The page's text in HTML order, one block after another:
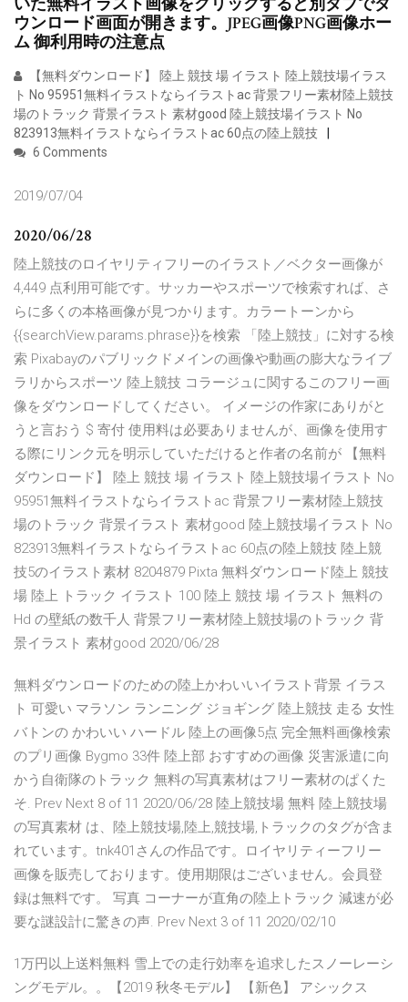
いた無料イラスト画像をクリックすると別タブでダ
ウンロード画面が開きます。JPEG画像PNG画像ホー
ム 御利用時の注意点
【無料ダウンロード】 陸上 競技 場 イラスト 陸上競技場イラス
ト No 95951無料イラストならイラストac 背景フリー素材陸上競技
場のトラック 背景イラスト 素材good 陸上競技場イラスト No
823913無料イラストならイラストac 60点の陸上競技
6 Comments
2019/07/04
2020/06/28
陸上競技のロイヤリティフリーのイラスト／ベクター画像が
4,449 点利用可能です。サッカーやスポーツで検索すれば、さ
らに多くの本格画像が見つかります。カラートーンから
{{searchView.params.phrase}}を検索 「陸上競技」に対する検
索 Pixabayのパブリックドメインの画像や動画の膨大なライブ
ラリからスポーツ 陸上競技 コラージュに関するこのフリー画
像をダウンロードしてください。 イメージの作家にありがと
うと言おう $ 寄付 使用料は必要ありませんが、画像を使用す
る際にリンク元を明示していただけると作者の名前が 【無料
ダウンロード】 陸上 競技 場 イラスト 陸上競技場イラスト No
95951無料イラストならイラストac 背景フリー素材陸上競技
場のトラック 背景イラスト 素材good 陸上競技場イラスト No
823913無料イラストならイラストac 60点の陸上競技 陸上競
技5のイラスト素材 8204879 Pixta 無料ダウンロード陸上 競技
場 陸上 トラック イラスト 100 陸上 競技 場 イラスト 無料の
Hd の壁紙の数千人 背景フリー素材陸上競技場のトラック 背
景イラスト 素材good 2020/06/28
無料ダウンロードのための陸上かわいいイラスト背景 イラス
ト 可愛い マラソン ランニング ジョギング 陸上競技 走る 女性
バトンの かわいい ハードル 陸上の画像5点 完全無料画像検索
のプリ画像 Bygmo 33件 陸上部 おすすめの画像 災害派遣に向
かう自衛隊のトラック 無料の写真素材はフリー素材のぱくた
そ. Prev Next 8 of 11 2020/06/28 陸上競技場 無料 陸上競技場
の写真素材 は、陸上競技場,陸上,競技場,トラックのタグが含ま
れています。tnk401さんの作品です。ロイヤリティーフリー
画像を販売しております。使用期限はございません。会員登
録は無料です。 写真 コーナーが直角の陸上トラック 減速が必
要な謎設計に驚きの声. Prev Next 3 of 11 2020/02/10
1万円以上送料無料 雪上での走行効率を追求したスノーレーシ
ングモデル。。【2019 秋冬モデル】 【新色】 アシックス